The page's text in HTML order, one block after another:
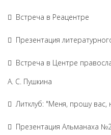
Встреча в Реацентре
Презентация
Встреча в Центре
А. С. Пушкина
Литклуб: "Меня, прошу вас,
Презентация Альманаха